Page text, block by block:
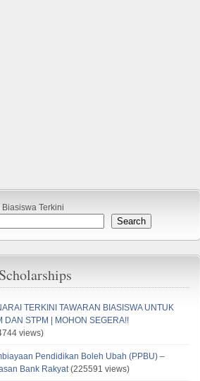
Terkini
Search
TERKINI TAWARAN BIASISWA UNTUK
DAN STPM | MOHON SEGERA!!
views)
Pendidikan Boleh Ubah (PPBU) –
Bank Rakyat (225591 views)